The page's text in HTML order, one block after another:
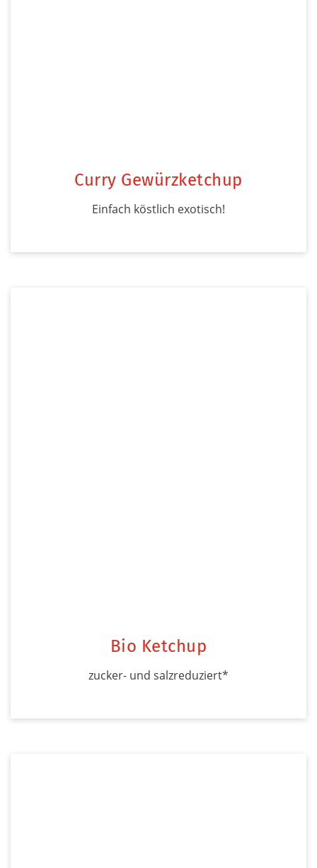
Curry Gewürzketchup
Einfach köstlich exotisch!
Bio Ketchup
zucker- und salzreduziert*